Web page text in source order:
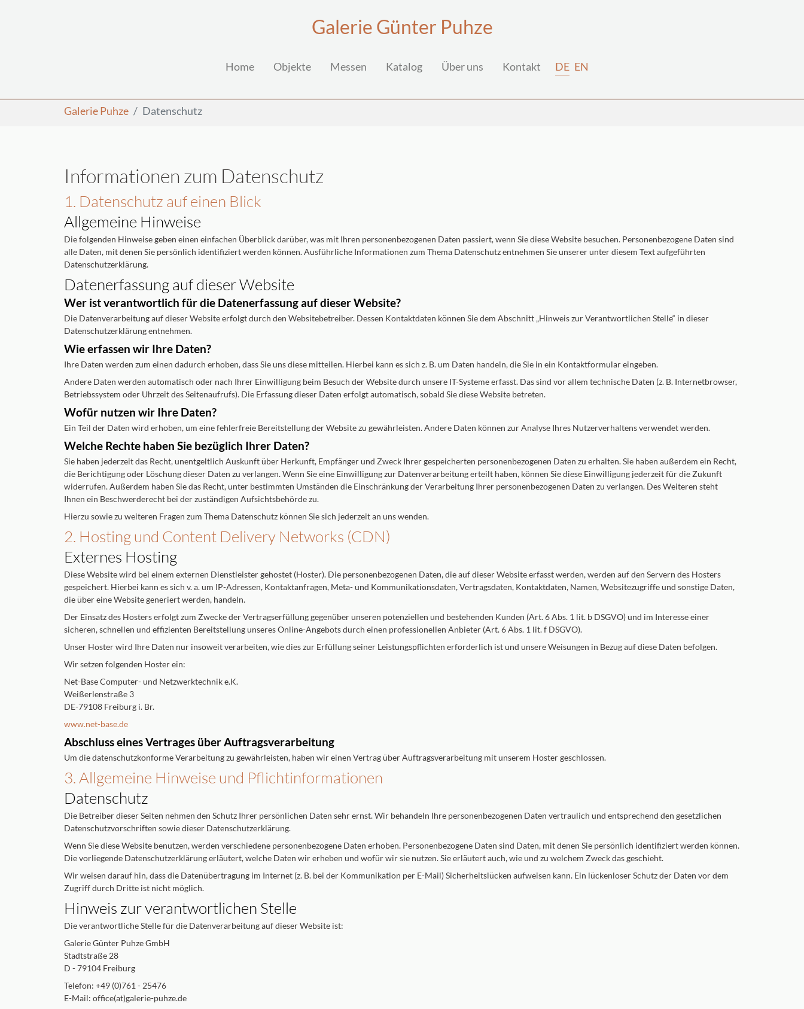
Zum Hauptinhalt springen
Galerie Günter Puhze
Home Objekte Messen Katalog Über uns Kontakt DE EN
Sie sind hier:
Galerie Puhze Datenschutz
Informationen zum Datenschutz
1. Datenschutz auf einen Blick
Allgemeine Hinweise
Die folgenden Hinweise geben einen einfachen Überblick darüber, was mit Ihren personenbezogenen Daten passiert, wenn Sie diese Website besuchen. Personenbezogene Daten sind
alle Daten, mit denen Sie persönlich identifiziert werden können. Ausführliche Informationen zum Thema Datenschutz entnehmen Sie unserer unter diesem Text aufgeführten
Datenschutzerklärung.
Datenerfassung auf dieser Website
Wer ist verantwortlich für die Datenerfassung auf dieser Website?
Die Datenverarbeitung auf dieser Website erfolgt durch den Websitebetreiber. Dessen Kontaktdaten können Sie dem Abschnitt „Hinweis zur Verantwortlichen Stelle“ in dieser
Datenschutzerklärung entnehmen.
Wie erfassen wir Ihre Daten?
Ihre Daten werden zum einen dadurch erhoben, dass Sie uns diese mitteilen. Hierbei kann es sich z. B. um Daten handeln, die Sie in ein Kontaktformular eingeben.
Andere Daten werden automatisch oder nach Ihrer Einwilligung beim Besuch der Website durch unsere IT-Systeme erfasst. Das sind vor allem technische Daten (z. B. Internetbrowser,
Betriebssystem oder Uhrzeit des Seitenaufrufs). Die Erfassung dieser Daten erfolgt automatisch, sobald Sie diese Website betreten.
Wofür nutzen wir Ihre Daten?
Ein Teil der Daten wird erhoben, um eine fehlerfreie Bereitstellung der Website zu gewährleisten. Andere Daten können zur Analyse Ihres Nutzerverhaltens verwendet werden.
Welche Rechte haben Sie bezüglich Ihrer Daten?
Sie haben jederzeit das Recht, unentgeltlich Auskunft über Herkunft, Empfänger und Zweck Ihrer gespeicherten personenbezogenen Daten zu erhalten. Sie haben außerdem ein Recht,
die Berichtigung oder Löschung dieser Daten zu verlangen. Wenn Sie eine Einwilligung zur Datenverarbeitung erteilt haben, können Sie diese Einwilligung jederzeit für die Zukunft
widerrufen. Außerdem haben Sie das Recht, unter bestimmten Umständen die Einschränkung der Verarbeitung Ihrer personenbezogenen Daten zu verlangen. Des Weiteren steht
Ihnen ein Beschwerderecht bei der zuständigen Aufsichtsbehörde zu.
Hierzu sowie zu weiteren Fragen zum Thema Datenschutz können Sie sich jederzeit an uns wenden.
2. Hosting und Content Delivery Networks (CDN)
Externes Hosting
Diese Website wird bei einem externen Dienstleister gehostet (Hoster). Die personenbezogenen Daten, die auf dieser Website erfasst werden, werden auf den Servern des Hosters
gespeichert. Hierbei kann es sich v. a. um IP-Adressen, Kontaktanfragen, Meta- und Kommunikationsdaten, Vertragsdaten, Kontaktdaten, Namen, Websitezugriffe und sonstige Daten,
die über eine Website generiert werden, handeln.
Der Einsatz des Hosters erfolgt zum Zwecke der Vertragserfüllung gegenüber unseren potenziellen und bestehenden Kunden (Art. 6 Abs. 1 lit. b DSGVO) und im Interesse einer
sicheren, schnellen und effizienten Bereitstellung unseres Online-Angebots durch einen professionellen Anbieter (Art. 6 Abs. 1 lit. f DSGVO).
Unser Hoster wird Ihre Daten nur insoweit verarbeiten, wie dies zur Erfüllung seiner Leistungspflichten erforderlich ist und unsere Weisungen in Bezug auf diese Daten befolgen.
Wir setzen folgenden Hoster ein:
Net-Base Computer- und Netzwerktechnik e.K.
Weißerlenstraße 3
DE-79108 Freiburg i. Br.
www.net-base.de
Abschluss eines Vertrages über Auftragsverarbeitung
Um die datenschutzkonforme Verarbeitung zu gewährleisten, haben wir einen Vertrag über Auftragsverarbeitung mit unserem Hoster geschlossen.
3. Allgemeine Hinweise und Pflicht­informationen
Datenschutz
Die Betreiber dieser Seiten nehmen den Schutz Ihrer persönlichen Daten sehr ernst. Wir behandeln Ihre personenbezogenen Daten vertraulich und entsprechend den gesetzlichen
Datenschutzvorschriften sowie dieser Datenschutzerklärung.
Wenn Sie diese Website benutzen, werden verschiedene personenbezogene Daten erhoben. Personenbezogene Daten sind Daten, mit denen Sie persönlich identifiziert werden können.
Die vorliegende Datenschutzerklärung erläutert, welche Daten wir erheben und wofür wir sie nutzen. Sie erläutert auch, wie und zu welchem Zweck das geschieht.
Wir weisen darauf hin, dass die Datenübertragung im Internet (z. B. bei der Kommunikation per E-Mail) Sicherheitslücken aufweisen kann. Ein lückenloser Schutz der Daten vor dem
Zugriff durch Dritte ist nicht möglich.
Hinweis zur verantwortlichen Stelle
Die verantwortliche Stelle für die Datenverarbeitung auf dieser Website ist:
Galerie Günter Puhze GmbH
Stadtstraße 28
D - 79104 Freiburg
Telefon: +49 (0)761 - 25476
E-Mail: office(at)galerie-puhze.de